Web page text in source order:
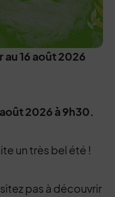
au 16 août 2026
2026 à 9h30.
un très bel été !
pas à découvrir